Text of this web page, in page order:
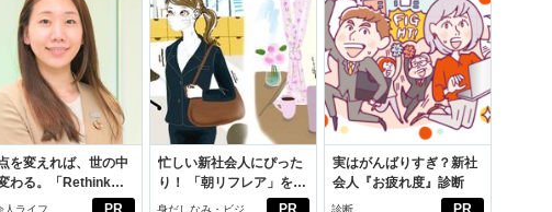
PR
を変えれば、世の中
わる。「Rethink
」がつたえた
人ライフ PR
忙しい新社会人にぴった
り！ 「朝リフレア」をは
じめよう。しっかりニオ
身だしなみ・ビジネ PR
実はがんばりすぎ？新社
会人『お疲れ度』診断
診断